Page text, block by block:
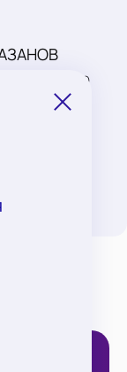
ПО РАЗВИТИЮ